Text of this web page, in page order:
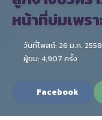
หน้าที่บ่มเพร
วันที่โพสต์: 26 ม.ค. 2558
ผู้ชม: 4,907 ครั้ง
Facebook